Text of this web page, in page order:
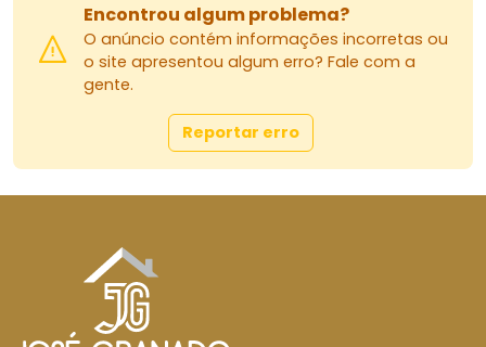
Encontrou algum problema?
O anúncio contém informações incorretas ou
o site apresentou algum erro? Fale com a
gente.
Reportar erro